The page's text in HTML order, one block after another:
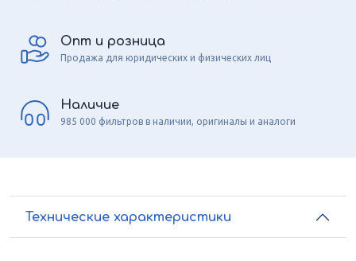
Опт и розница
Продажа для юридических и физических лиц
Наличие
985 000 фильтров в наличии, оригиналы и аналоги
Технические характеристики